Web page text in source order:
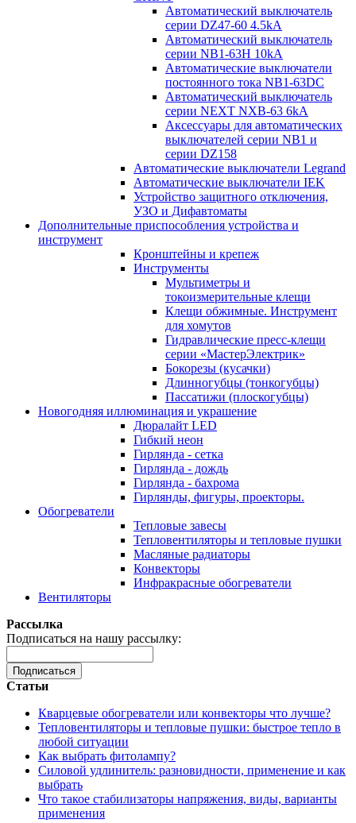
Автоматический выключатель
серии DZ47-60 4.5kA
Автоматический выключатель
серии NB1-63H 10kA
Автоматические выключатели
постоянного тока NB1-63DC
Автоматический выключатель
серии NEXT NXB-63 6kA
Аксессуары для автоматических
выключателей серии NB1 и
серии DZ158
Автоматические выключатели Legrand
Автоматические выключатели IEK
Устройство защитного отключения,
УЗО и Дифавтоматы
Дополнительные приспособления устройства и
инструмент
Кронштейны и крепеж
Инструменты
Мультиметры и
токоизмерительные клещи
Клещи обжимные. Инструмент
для хомутов
Гидравлические пресс-клещи
серии «МастерЭлектрик»
Бокорезы (кусачки)
Длинногубцы (тонкогубцы)
Пассатижи (плоскогубцы)
Новогодняя иллюминация и украшение
Дюралайт LED
Гибкий неон
Гирлянда - сетка
Гирлянда - дождь
Гирлянда - бахрома
Гирлянды, фигуры, проекторы.
Обогреватели
Тепловые завесы
Тепловентиляторы и тепловые пушки
Масляные радиаторы
Конвекторы
Инфракрасные обогреватели
Вентиляторы
Рассылка
Подписаться на нашу рассылку:
Подписаться
Статьи
Кварцевые обогреватели или конвекторы что лучше?
Тепловентиляторы и тепловые пушки: быстрое тепло в
любой ситуации
Как выбрать фитолампу?
Силовой удлинитель: разновидности, применение и как
выбрать
Что такое стабилизаторы напряжения, виды, варианты
применения